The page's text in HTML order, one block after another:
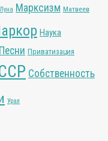
Луна Марксизм Матвеев
Наука
Песни Приватизация
Собственность
Урал